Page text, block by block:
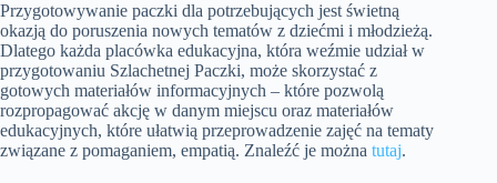
Przygotowywanie paczki dla potrzebujących jest świetną
okazją do poruszenia nowych tematów z dziećmi i młodzieżą.
Dlatego każda placówka edukacyjna, która weźmie udział w
przygotowaniu Szlachetnej Paczki, może skorzystać z
gotowych materiałów informacyjnych – które pozwolą
rozpropagować akcję w danym miejscu oraz materiałów
edukacyjnych, które ułatwią przeprowadzenie zajęć na tematy
związane z pomaganiem, empatią. Znaleźć je można tutaj.